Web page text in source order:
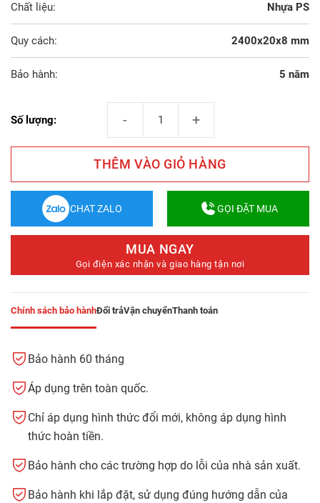
Chất liệu: Nhựa PS
Quy cách: 2400x20x8 mm
Bảo hành: 5 năm
Số lượng:
THÊM VÀO GIỎ HÀNG
CHAT ZALO GỌI ĐẶT MUA
MUA NGAY
Gọi điện xác nhận và giao hàng tận nơi
Chính sách bảo hànhĐổi trảVận chuyểnThanh toán
Bảo hành 60 tháng
Áp dụng trên toàn quốc.
Chỉ áp dụng hình thức đổi mới, không áp dụng hình
thức hoàn tiền.
Bảo hành cho các trường hợp do lỗi của nhà sản xuất.
Bảo hành khi lắp đặt, sử dụng đúng hướng dẫn của